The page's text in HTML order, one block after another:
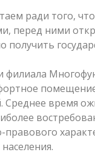
ради того,
перед ними
получить
филиала
время
правового